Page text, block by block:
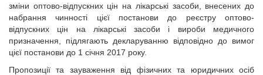
зміни оптово-відпускних цін на лікарські засоби, внесених до
набрання чинності цієї постанови до реєстру оптово-
відпускних цін на лікарські засоби і вироби медичного
призначення, підлягають декларуванню відповідно до вимог
цієї постанови до 1 січня 2017 року.
Пропозиції та зауваження від фізичних та юридичних осіб